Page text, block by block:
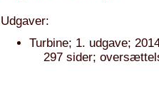
Udgaver:
Turbine; 1. udgave;
297 sider;